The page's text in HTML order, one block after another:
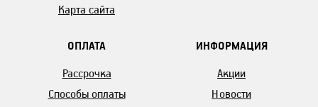
Карта сайта
ОПЛАТА
Рассрочка
Способы оплаты
ИНФОРМАЦИЯ
Акции
Новости